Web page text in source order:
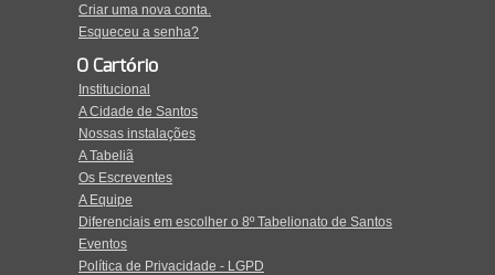
Criar uma nova conta.
Esqueceu a senha?
O Cartório
Institucional
A Cidade de Santos
Nossas instalações
A Tabeliã
Os Escreventes
A Equipe
Diferenciais em escolher o 8º Tabelionato de Santos
Eventos
Política de Privacidade - LGPD